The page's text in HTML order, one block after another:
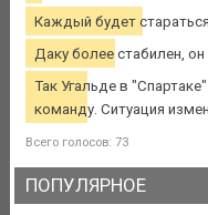
Каждый будет
Даку более стабилен,
Так Угальде в
команду. Ситуация
Всего голосов: 73
ПОПУЛЯРНОЕ